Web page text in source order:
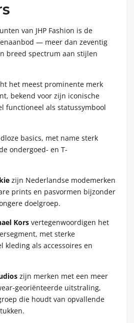
van JHP Fashion is de
— meer dan zeventig
breed spectrum aan stijlen
het meest prominente merk
bekend voor zijn iconische
functioneel als statussymbool
basics, met name sterk
ondergoed- en T-
zijn Nederlandse modemerken
prints en pasvormen bijzonder
doelgroep.
Kors vertegenwoordigen het
met sterke
kleding als accessoires en
zijn merken met een meer
georiënteerde uitstraling,
die houdt van opvallende